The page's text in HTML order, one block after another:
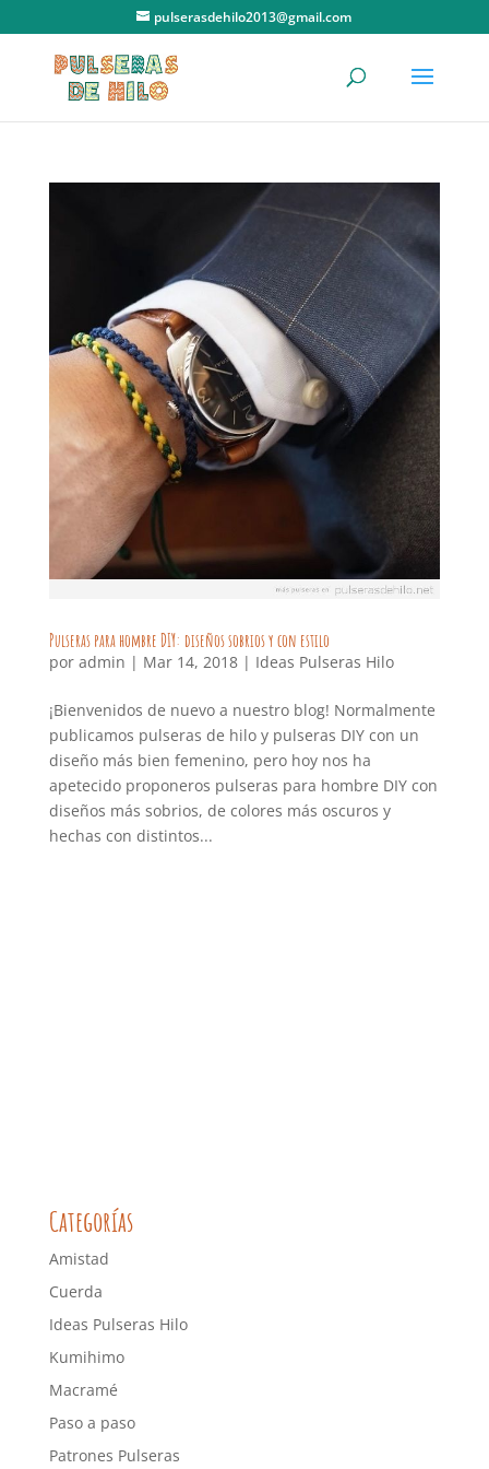
pulserasdehilo2013@gmail.com
Pulseras para hombre DIY: diseños sobrios y con estilo
por admin | Mar 14, 2018| Ideas Pulseras Hilo
¡Bienvenidos de nuevo a nuestro blog! Normalmente
publicamos pulseras de hilo y pulseras DIY con un
diseño más bien femenino, pero hoy nos ha
apetecido proponeros pulseras para hombre DIY con
diseños más sobrios, de colores más oscuros y
hechas con distintos...
Categorías
Amistad
Cuerda
Ideas Pulseras Hilo
Kumihimo
Macramé
Paso a paso
Patrones Pulseras